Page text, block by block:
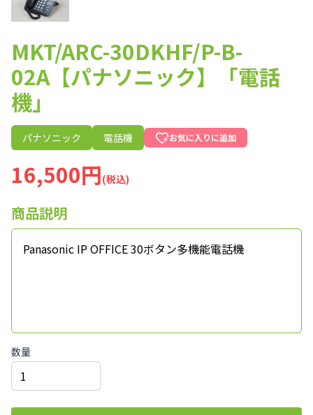
MKT/ARC-30DKHF/P-B-
02A【パナソニック】「電話
機」
パナソニック 電話機 お気に入りに追加
16,500円(税込)
商品説明
Panasonic IP OFFICE 30ボタン多機能電話機
数量